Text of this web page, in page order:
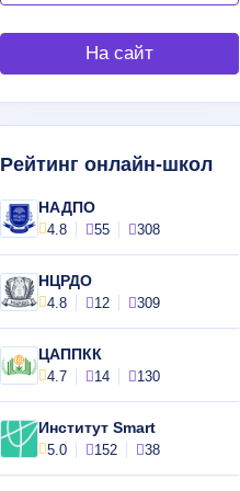
На сайт
Рейтинг онлайн-школ
НАДПО
4.8 55 308
НЦРДО
4.8 12 309
ЦАППКК
4.7 14 130
Институт Smart
5.0 152 38